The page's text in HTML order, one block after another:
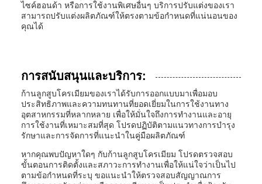
ไซค์ฮอนด้า หรือการใช้งานพิเศษอื่นๆ บริการปรับแต่งของเรา
สามารถปรับแต่งผลิตภัณฑ์ให้ตรงตามข้อกำหนดที่แน่นอนของ
คุณได้
การสนับสนุนและบริการ:
ก้านลูกสูบโครเมียมของเราได้รับการออกแบบมาเพื่อมอบ
ประสิทธิภาพและความทนทานที่ยอดเยี่ยมในการใช้งานทาง
อุตสาหกรรมที่หลากหลาย เพื่อให้มั่นใจถึงการทำงานและอายุ
การใช้งานที่เหมาะสมที่สุด โปรดปฏิบัติตามแนวทางการบำรุง
รักษาและการจัดการที่แนะนำในคู่มือผลิตภัณฑ์
หากคุณพบปัญหาใดๆ กับก้านลูกสูบโครเมียม โปรดตรวจสอบ
ขั้นตอนการติดตั้งและสภาวะการทำงานเพื่อให้แน่ใจว่าเป็นไป
ตามข้อกำหนดที่ระบุ ขอแนะนำให้ตรวจสอบสัญญาณการ